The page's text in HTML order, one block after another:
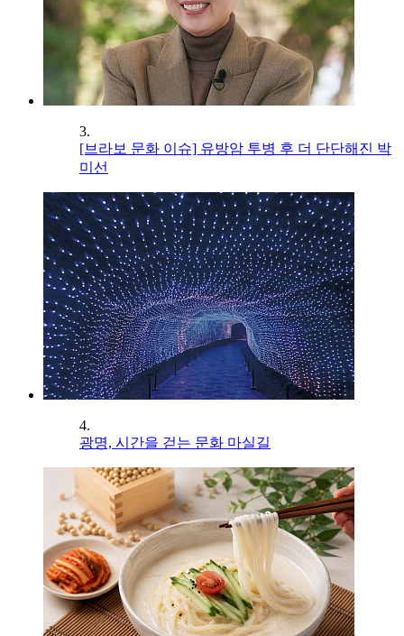
3.
[브라보 문화 이슈] 유방암 투병 후 더 단단해진 박
미선
4.
광명, 시간을 걷는 문화 마실길